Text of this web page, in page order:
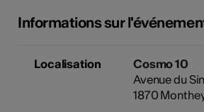
Informations sur
Localisation
Cosmo 10
Avenue du
1870